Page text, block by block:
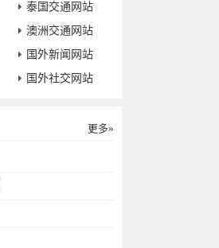
泰国交通网站
澳洲交通网站
国外新闻网站
国外社交网站
更多»